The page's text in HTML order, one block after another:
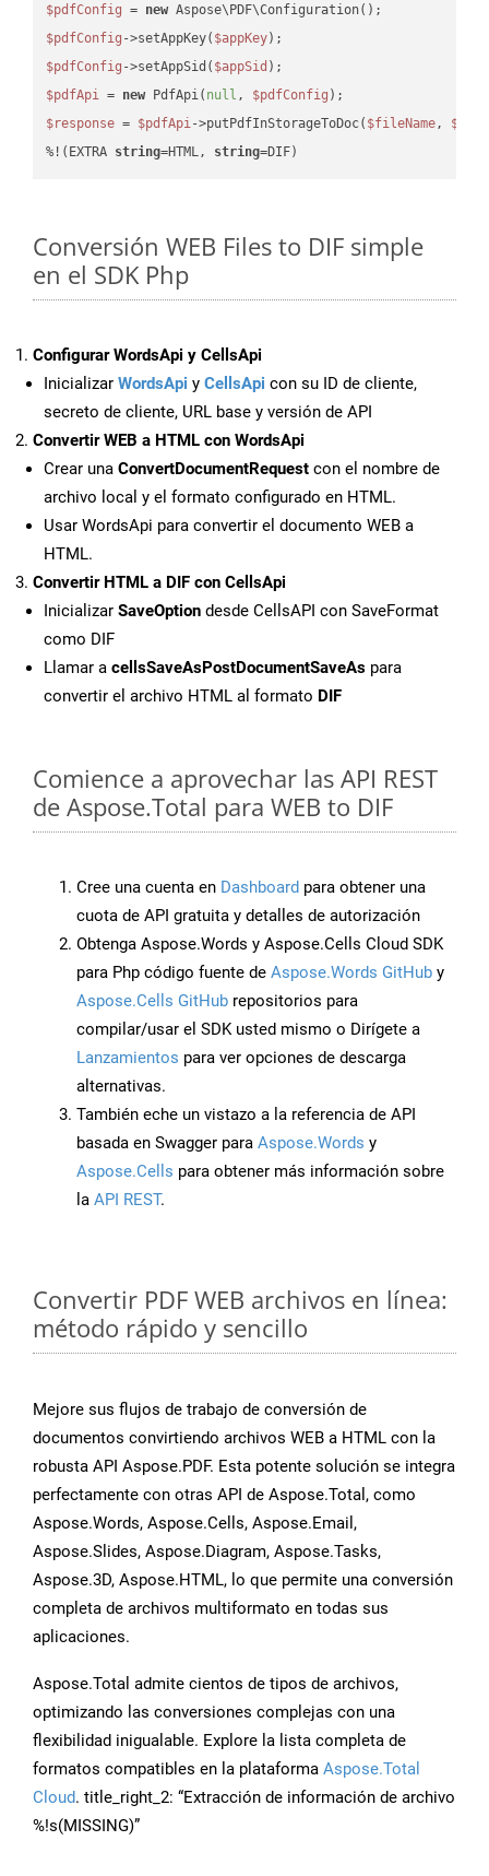
$pdfConfig = new
$pdfConfig ->setAppKey( $appKey
$pdfConfig ->setAppSid( $appSid
$pdfApi = new PdfApi( null , $pdfConfig
$response = $pdfApi->putPdfInStorageToDoc( $fileName,
%!(EXTRA string=HTML, string=DIF)
Conversión WEB Files to DIF simple
en el SDK Php
Configurar WordsApi y CellsApi
Inicializar WordsApi y CellsApi con su ID de cliente,
secreto de cliente, URL base y versión de API
Convertir WEB a HTML con WordsApi
Crear una ConvertDocumentRequest con el nombre de
archivo local y el formato configurado en HTML.
Usar WordsApi para convertir el documento WEB a
HTML.
Convertir HTML a DIF con CellsApi
Inicializar SaveOption desde CellsAPI con SaveFormat
como DIF
Llamar a cellsSaveAsPostDocumentSaveAs para
convertir el archivo HTML al formato DIF
Comience a aprovechar las API REST
de Aspose.Total para WEB to DIF
Cree una cuenta en Dashboard para obtener una
cuota de API gratuita y detalles de autorización
Obtenga Aspose.Words y Aspose.Cells Cloud SDK
para Php código fuente de Aspose.Words GitHub y
Aspose.Cells GitHub repositorios para
compilar/usar el SDK usted mismo o Dirígete a
Lanzamientos para ver opciones de descarga
alternativas.
También eche un vistazo a la referencia de API
basada en Swagger para Aspose.Words y
Aspose.Cells para obtener más información sobre
la API REST.
Convertir PDF WEB archivos en línea:
método rápido y sencillo
Mejore sus flujos de trabajo de conversión de
documentos convirtiendo archivos WEB a HTML con la
robusta API Aspose.PDF. Esta potente solución se integra
perfectamente con otras API de Aspose.Total, como
Aspose.Words, Aspose.Cells, Aspose.Email,
Aspose.Slides, Aspose.Diagram, Aspose.Tasks,
Aspose.3D, Aspose.HTML, lo que permite una conversión
completa de archivos multiformato en todas sus
aplicaciones.
Aspose.Total admite cientos de tipos de archivos,
optimizando las conversiones complejas con una
flexibilidad inigualable. Explore la lista completa de
formatos compatibles en la plataforma Aspose.Total
Cloud. title_right_2: “Extracción de información de archivo
%!s(MISSING)”